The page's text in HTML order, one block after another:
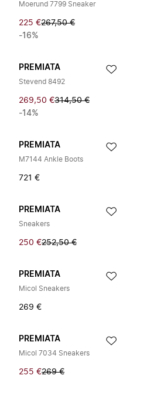
Moerund 7799 Sneaker
225 €267,50 €
-16%
PREMIATA
Stevend 8492
269,50 €314,50 €
-14%
PREMIATA
M7144 Ankle Boots
721 €
PREMIATA
Sneakers
250 €252,50 €
PREMIATA
Micol Sneakers
269 €
PREMIATA
Micol 7034 Sneakers
255 €269 €